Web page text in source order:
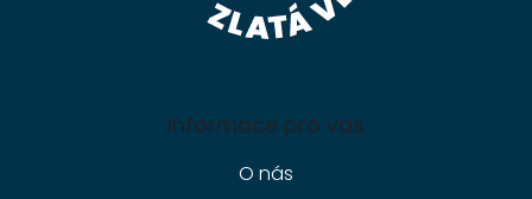
Informace pro vás
O nás